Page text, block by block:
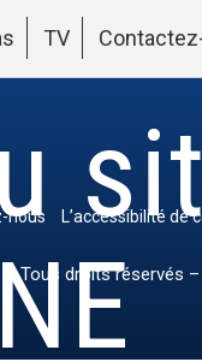
TV
nous L’accessibilité de
Tous droits réservés